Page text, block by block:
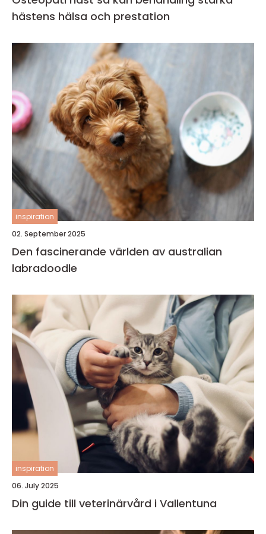
hästens hälsa och prestation
inspiration
02. September 2025
Den fascinerande världen av australian
labradoodle
inspiration
06. July 2025
Din guide till veterinärvård i Vallentuna